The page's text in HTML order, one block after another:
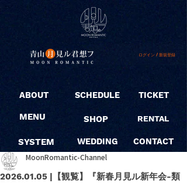
ログイン / 新規登録
ABOUT
MENU
SYSTEM
SCHEDULE
SHOP
WEDDING
TICKET
RENTAL
CONTACT
2026.01.05 |【観覧】『新春月見ル新年会-類
MoonRomantic-Channel